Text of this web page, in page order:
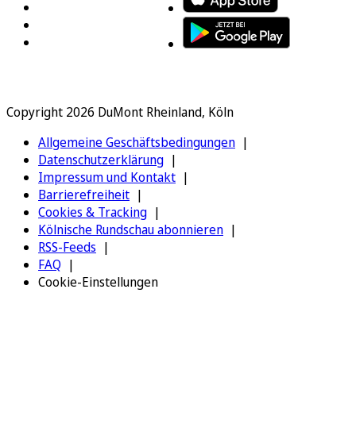
Copyright 2026 DuMont Rheinland, Köln
Allgemeine Geschäftsbedingungen
Datenschutzerklärung
Impressum und Kontakt
Barrierefreiheit
Cookies & Tracking
Kölnische Rundschau abonnieren
RSS-Feeds
FAQ
Cookie-Einstellungen